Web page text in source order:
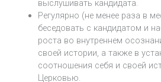
выслушивать кандидата.
Регулярно (не менее раза в
беседовать с кандидатом и
роста во внутреннем
своей истории, а также в
соотношения себя и своей
Церковью.